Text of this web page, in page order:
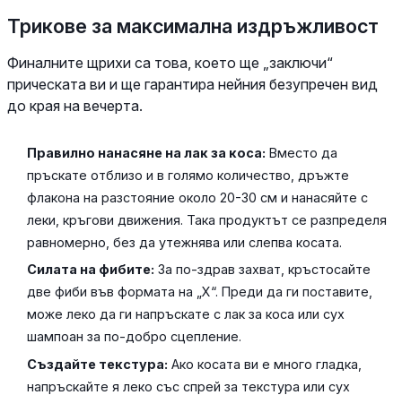
Трикове за максимална издръжливост
Финалните щрихи са това, което ще „заключи“
прическата ви и ще гарантира нейния безупречен вид
до края на вечерта.
Правилно нанасяне на лак за коса: Вместо да
пръскате отблизо и в голямо количество, дръжте
флакона на разстояние около 20-30 см и нанасяйте с
леки, кръгови движения. Така продуктът се разпределя
равномерно, без да утежнява или слепва косата.
Силата на фибите: За по-здрав захват, кръстосайте
две фиби във формата на „X“. Преди да ги поставите,
може леко да ги напръскате с лак за коса или сух
шампоан за по-добро сцепление.
Създайте текстура: Ако косата ви е много гладка,
напръскайте я леко със спрей за текстура или сух